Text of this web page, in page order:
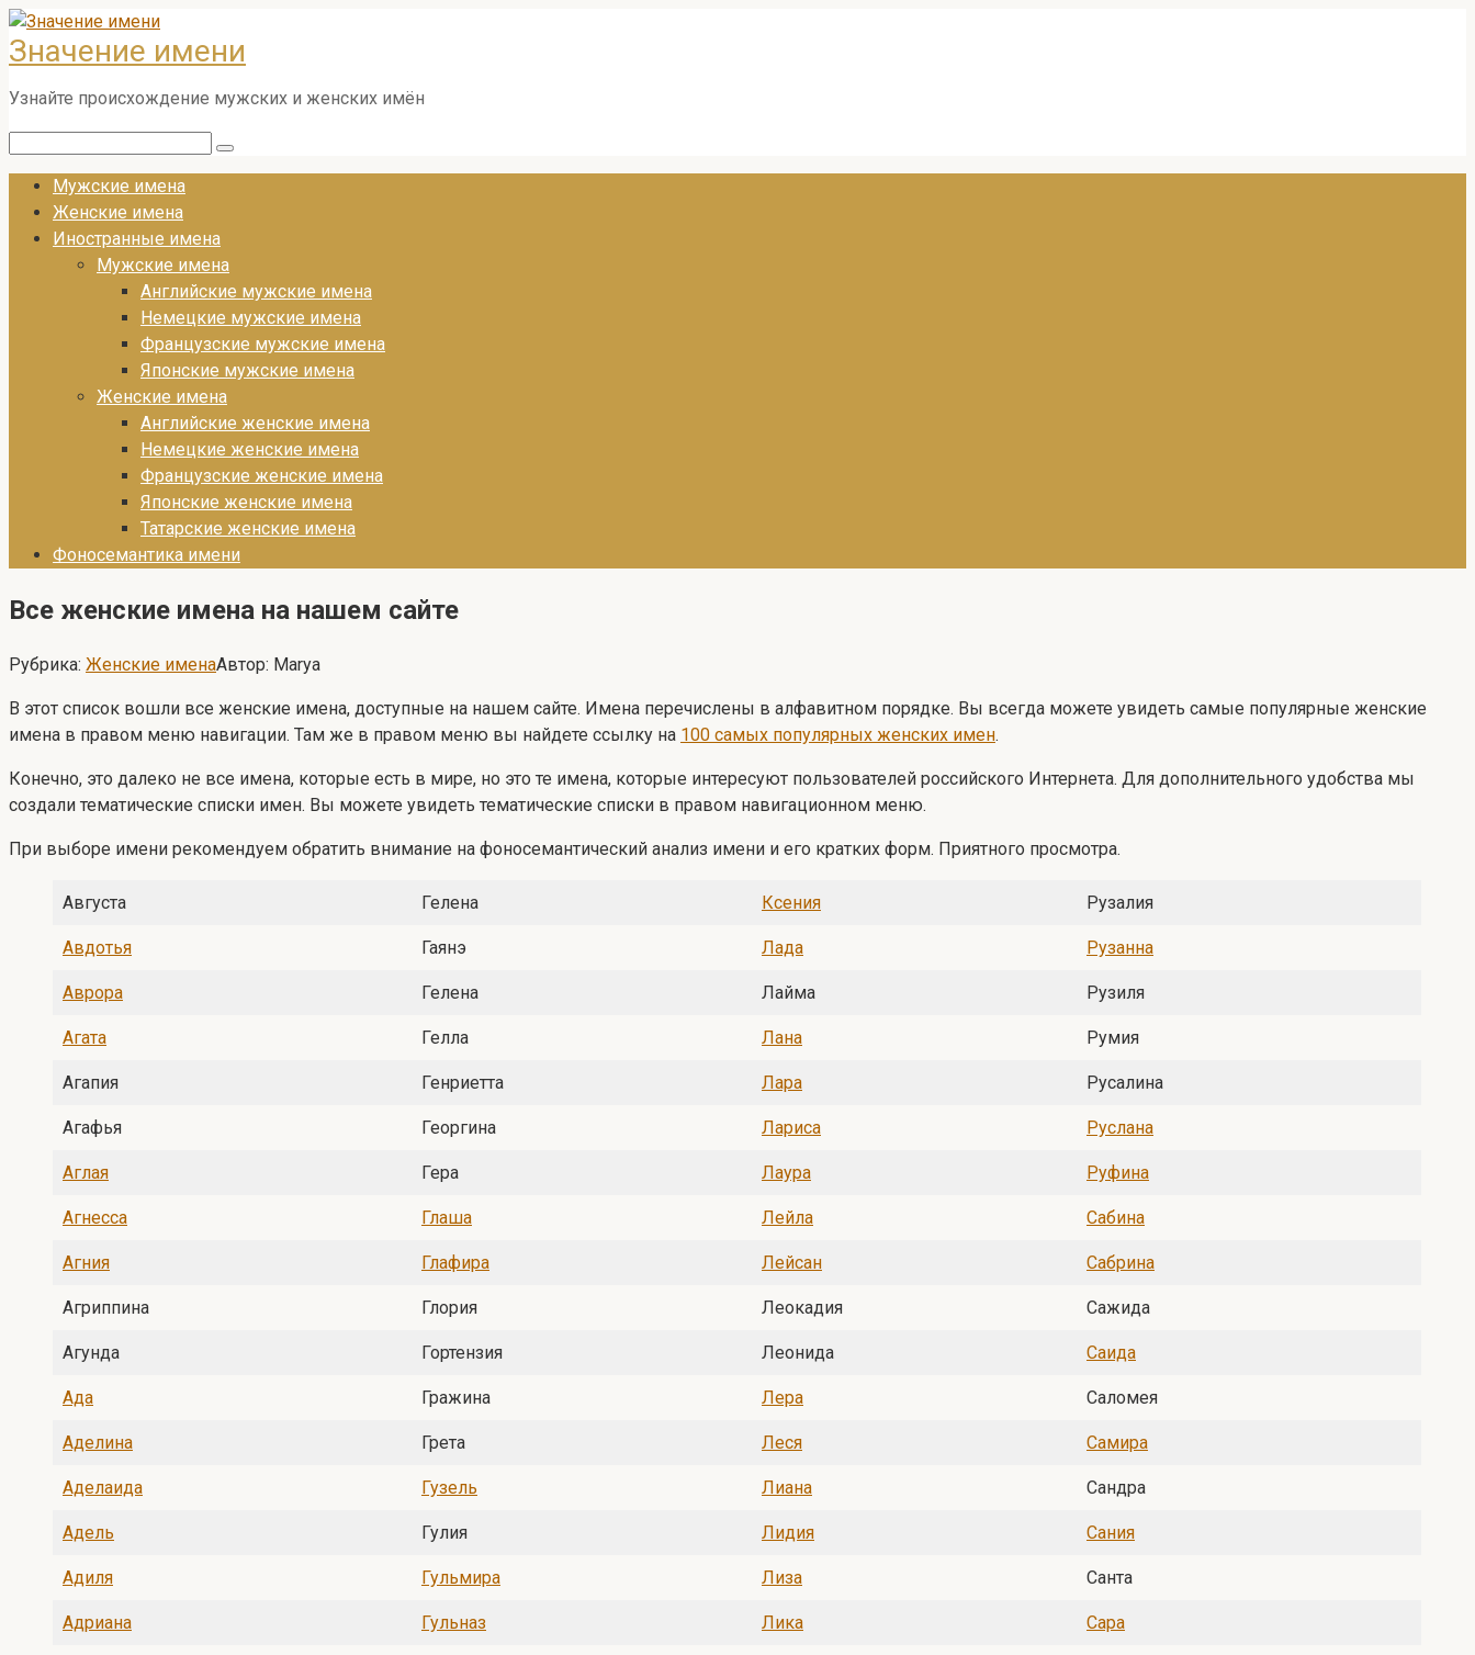
Перейти
к
контенту
Значение имени
Узнайте происхождение мужских и женских имён
Мужские имена
Женские имена
Иностранные имена
Мужские имена
Английские мужские имена
Немецкие мужские имена
Французские мужские имена
Японские мужские имена
Женские имена
Английские женские имена
Немецкие женские имена
Французские женские имена
Японские женские имена
Татарские женские имена
Фоносемантика имени
Все женские имена на нашем сайте
Рубрика: Женские именаАвтор: Marya
В этот список вошли все женские имена, доступные на нашем сайте. Имена перечислены в алфавитном порядке. Вы всегда можете увидеть самые популярные женские
имена в правом меню навигации. Там же в правом меню вы найдете ссылку на 100 самых популярных женских имен.
Конечно, это далеко не все имена, которые есть в мире, но это те имена, которые интересуют пользователей российского Интернета. Для дополнительного удобства мы
создали тематические списки имен. Вы можете увидеть тематические списки в правом навигационном меню.
При выборе имени рекомендуем обратить внимание на фоносемантический анализ имени и его кратких форм. Приятного просмотра.
Августа Гелена Ксения Рузалия
Авдотья Гаянэ Лада Рузанна
Аврора Гелена Лайма Рузиля
Агата Гелла Лана Румия
Агапия Генриетта Лара Русалина
Агафья Георгина Лариса Руслана
Аглая Гера Лаура Руфина
Агнесса Глаша Лейла Сабина
Агния Глафира Лейсан Сабрина
Агриппина Глория Леокадия Сажида
Агунда Гортензия Леонида Саида
Ада Гражина Лера Саломея
Аделина Грета Леся Самира
Аделаида Гузель Лиана Сандра
Адель Гулия Лидия Сания
Адиля Гульмира Лиза Санта
Адриана Гульназ Лика Сара